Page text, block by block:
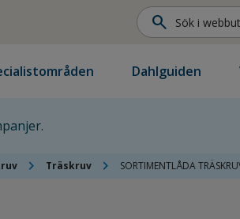
search
Dahlguiden
chevron_right Träskruv chevron_right SORTIMENTLÅDA